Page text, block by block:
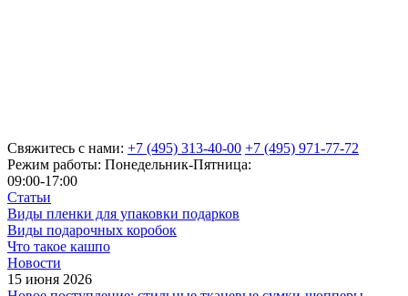
Свяжитесь с нами: +7 (495) 313-40-00 +7 (495) 971-77-72
Режим работы: Понедельник-Пятница:
09:00-17:00
Статьи
Виды пленки для упаковки подарков
Виды подарочных коробок
Что такое кашпо
Новости
15 июня 2026